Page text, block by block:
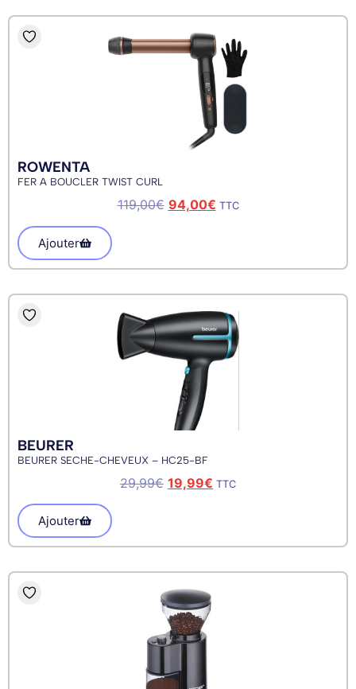
ROWENTA
FER A BOUCLER TWIST CURL
119,00€ 94,00€ TTC
Ajouter
BEURER
BEURER SECHE-CHEVEUX – HC25-BF
29,99€ 19,99€ TTC
Ajouter